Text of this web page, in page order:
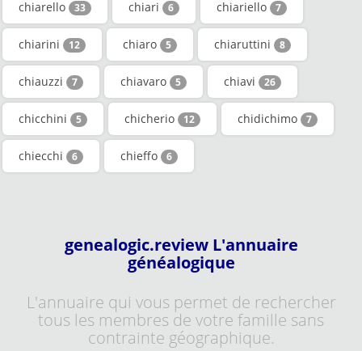
chiarello 33 chiari 6 chiariello 7
chiarini 12 chiaro 5 chiaruttini 8
chiauzzi 7 chiavaro 5 chiavi 26
chicchini 5 chicherio 12 chidichimo 7
chiecchi 6 chieffo 6
genealogic.review L'annuaire
généalogique
L'annuaire qui vous permet de rechercher
tous les membres de votre famille sans
contrainte géographique.